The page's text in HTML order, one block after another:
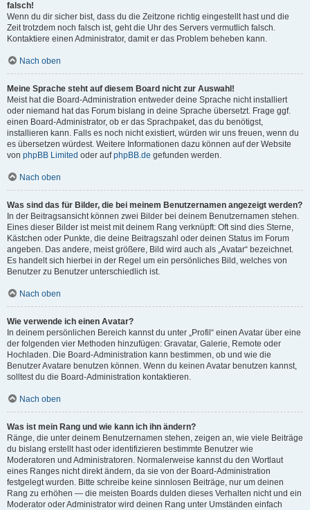
falsch!
Wenn du dir sicher bist, dass du die Zeitzone richtig eingestellt hast und die
Zeit trotzdem noch falsch ist, geht die Uhr des Servers vermutlich falsch.
Kontaktiere einen Administrator, damit er das Problem beheben kann.
Nach oben
Meine Sprache steht auf diesem Board nicht zur Auswahl!
Meist hat die Board-Administration entweder deine Sprache nicht installiert
oder niemand hat das Forum bislang in deine Sprache übersetzt. Frage ggf.
einen Board-Administrator, ob er das Sprachpaket, das du benötigst,
installieren kann. Falls es noch nicht existiert, würden wir uns freuen, wenn du
es übersetzen würdest. Weitere Informationen dazu können auf der Website
von phpBB Limited oder aufphpBB.de gefunden werden.
Nach oben
Was sind das für Bilder, die bei meinem Benutzernamen angezeigt werden?
In der Beitragsansicht können zwei Bilder bei deinem Benutzernamen stehen.
Eines dieser Bilder ist meist mit deinem Rang verknüpft: Oft sind dies Sterne,
Kästchen oder Punkte, die deine Beitragszahl oder deinen Status im Forum
angeben. Das andere, meist größere, Bild wird auch als „Avatar“ bezeichnet.
Es handelt sich hierbei in der Regel um ein persönliches Bild, welches von
Benutzer zu Benutzer unterschiedlich ist.
Nach oben
Wie verwende ich einen Avatar?
In deinem persönlichen Bereich kannst du unter „Profil“ einen Avatar über eine
der folgenden vier Methoden hinzufügen: Gravatar, Galerie, Remote oder
Hochladen. Die Board-Administration kann bestimmen, ob und wie die
Benutzer Avatare benutzen können. Wenn du keinen Avatar benutzen kannst,
solltest du die Board-Administration kontaktieren.
Nach oben
Was ist mein Rang und wie kann ich ihn ändern?
Ränge, die unter deinem Benutzernamen stehen, zeigen an, wie viele Beiträge
du bislang erstellt hast oder identifizieren bestimmte Benutzer wie
Moderatoren und Administratoren. Normalerweise kannst du den Wortlaut
eines Ranges nicht direkt ändern, da sie von der Board-Administration
festgelegt wurden. Bitte schreibe keine sinnlosen Beiträge, nur um deinen
Rang zu erhöhen — die meisten Boards dulden dieses Verhalten nicht und ein
Moderator oder Administrator wird deinen Rang unter Umständen einfach